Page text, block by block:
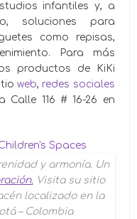
infantiles y, a
soluciones para
como repisas,
Para más
productos de KiKi
web, redes sociales
116 # 16-26 en
y armonía. Un
Visita su sitio
localizado en la
– Colombia